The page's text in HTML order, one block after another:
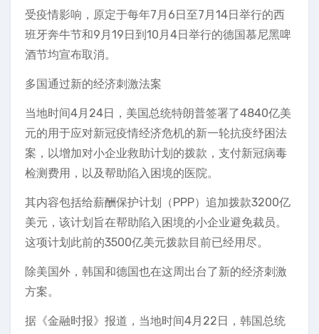
受疫情影响，原定于每年7月6日至7月14日举行的西
班牙奔牛节和9月19日到10月4日举行的德国慕尼黑啤
酒节均宣布取消。
多国通过新的经济刺激法案
当地时间4月24日，美国总统特朗普签署了4840亿美
元的用于应对新冠疫情经济危机的新一轮抗疫纾困法
案，以增加对小企业救助计划的拨款，支付新冠病毒
检测费用，以及帮助陷入困境的医院。
其内容包括给薪酬保护计划（PPP）追加拨款3200亿
美元，该计划旨在帮助陷入困境的小企业避免裁员。
这项计划此前的3500亿美元拨款目前已经用尽。
除美国外，韩国和德国也在这周出台了新的经济刺激
方案。
据《金融时报》报道，当地时间4月22日，韩国总统